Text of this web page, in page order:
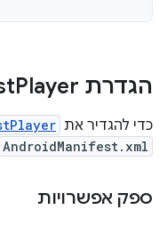
הגדרת Cast Player
כדי להגדיר את
AndroidManifest.xml
ספק אפשרויות